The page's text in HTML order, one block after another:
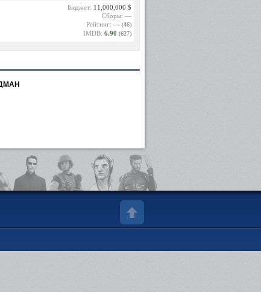
Бюджет: 11,000,000 $
Сборы: —
Рейтинг: — (46)
IMDB: 6.90 (627)